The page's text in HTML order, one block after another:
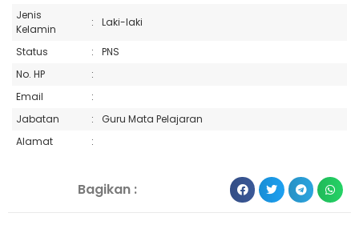
Jenis
Kelamin
: Laki-laki
Status :
PNS
No. HP
:
Email
:
Jabatan
:
Guru Mata Pelajaran
Alamat
:
Bagikan :